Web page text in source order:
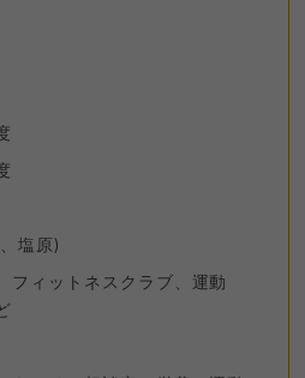
塩原)
フィットネスクラブ、運動